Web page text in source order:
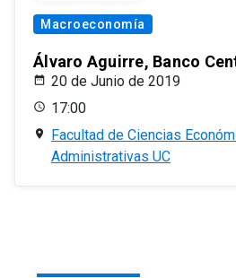
Macroeconomía
Álvaro Aguirre, Banco
20 de Junio de 2019
17:00
Facultad de Ciencias
Administrativas UC